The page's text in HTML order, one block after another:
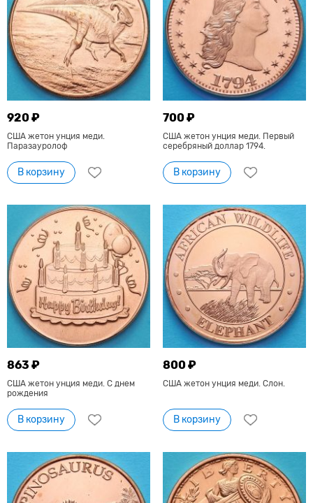
920 ₽
США жетон унция меди.
Паразауролоф
В корзину
700 ₽
США жетон унция меди. Первый
серебряный доллар 1794.
В корзину
863 ₽
США жетон унция меди. С днем
рождения
В корзину
800 ₽
США жетон унция меди. Слон.
В корзину